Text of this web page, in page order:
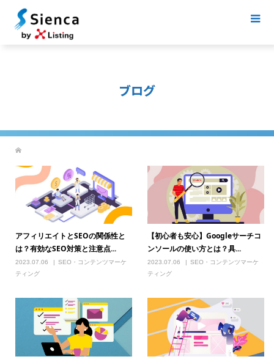
ブログ
アフィリエイトとSEOの関係性と
は？有効なSEO対策と注意点...
2023.07.06
SEO・コンテンツマーケ
ティング
【初心者も安心】Googleサーチコ
ンソールの使い方とは？具...
2023.07.06
SEO・コンテンツマーケ
ティング